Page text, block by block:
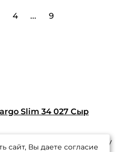
4 ... 9
Slim 34 027 Сыр
у меня была выше ,чем у
сайт, Вы даете согласие